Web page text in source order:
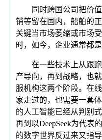
同时跨国公司把价值
销等留在国内，船舶的
关键当市场萎缩或市场
时，如今，企业通常都
在一些技术上从跟跑
产导向，再到战略，也
服机构这两个阶段。在
家走过的，也需要一套
的人工智能已经从判别
再到以DeepSeek为代表
的数字世界反过来又指